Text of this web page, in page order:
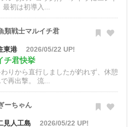
最初は初導入...
類戦士マルイチ君
東港 2026/05/22 UP!
チ君快挙
りから直行しましたが釣れず、休憩
再出撃。 流...
ーちゃん
見人工島 2026/05/22 UP!